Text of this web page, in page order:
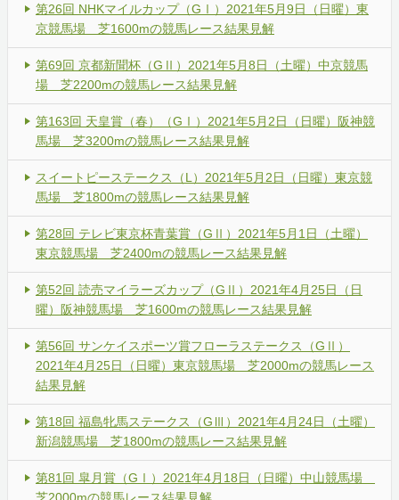
第26回 NHKマイルカップ（GⅠ）2021年5月9日（日曜）東
京競馬場 芝1600mの競馬レース結果見解
第69回 京都新聞杯（GⅡ）2021年5月8日（土曜）中京競馬
場 芝2200mの競馬レース結果見解
第163回 天皇賞（春）（GⅠ）2021年5月2日（日曜）阪神競
馬場 芝3200mの競馬レース結果見解
スイートピーステークス（L）2021年5月2日（日曜）東京競
馬場 芝1800mの競馬レース結果見解
第28回 テレビ東京杯青葉賞（GⅡ）2021年5月1日（土曜）
東京競馬場 芝2400mの競馬レース結果見解
第52回 読売マイラーズカップ（GⅡ）2021年4月25日（日
曜）阪神競馬場 芝1600mの競馬レース結果見解
第56回 サンケイスポーツ賞フローラステークス（GⅡ）
2021年4月25日（日曜）東京競馬場 芝2000mの競馬レース
結果見解
第18回 福島牝馬ステークス（GⅢ）2021年4月24日（土曜）
新潟競馬場 芝1800mの競馬レース結果見解
第81回 皐月賞（GⅠ）2021年4月18日（日曜）中山競馬場
芝2000mの競馬レース結果見解